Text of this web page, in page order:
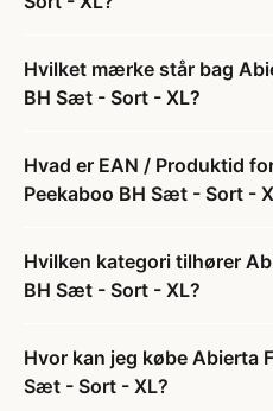
Hvilket mærke står bag
BH Sæt - Sort - XL?
Hvad er EAN / Produktid
Peekaboo BH Sæt - Sort -
Hvilken kategori tilhører
BH Sæt - Sort - XL?
Hvor kan jeg købe Abierta
Sæt - Sort - XL?